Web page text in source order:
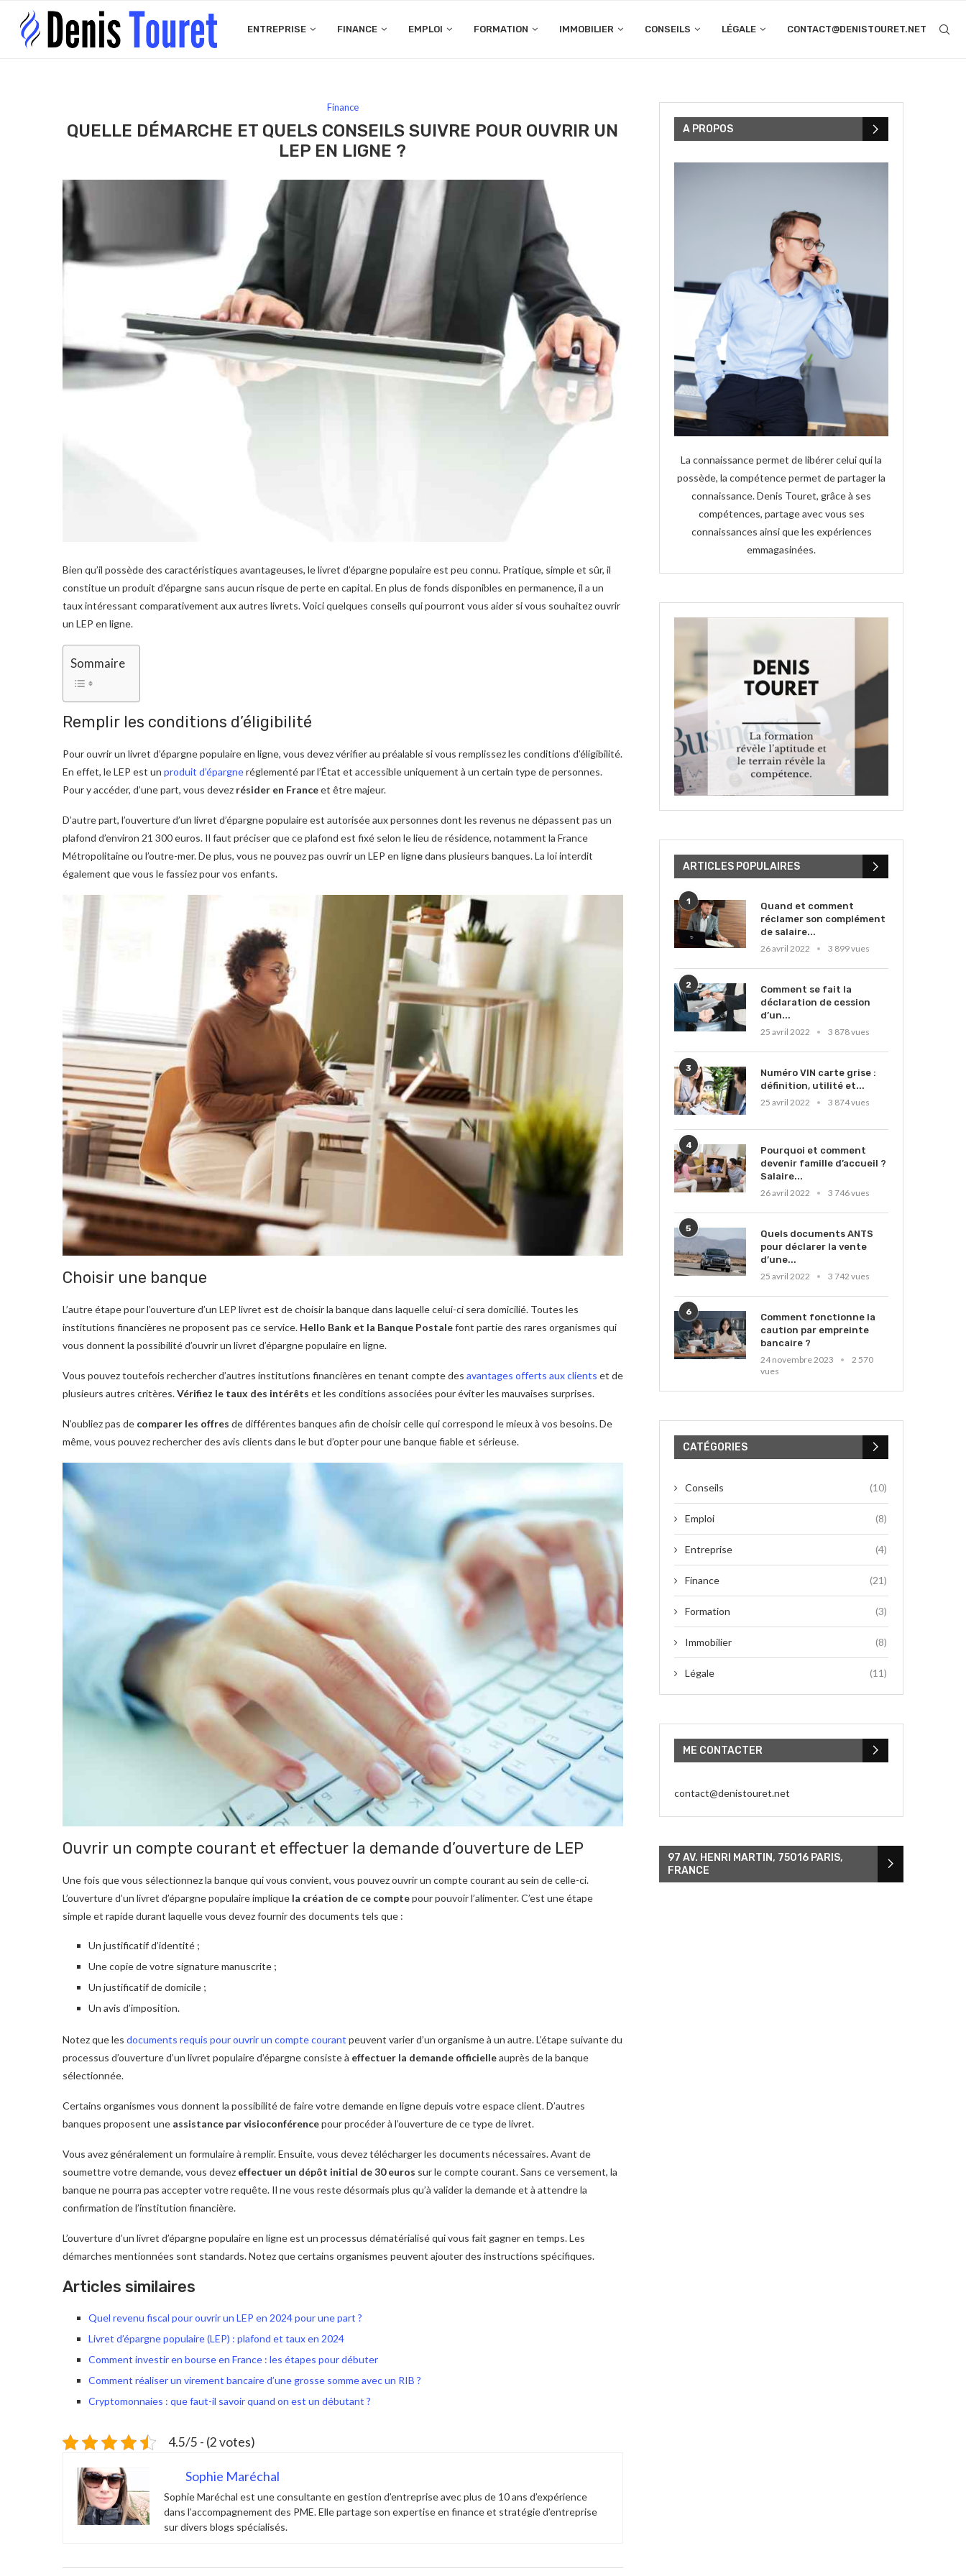
ENTREPRISE FINANCE EMPLOI FORMATION IMMOBILIER CONSEILS LÉGALE CONTACT@DENISTOURET.NET
Finance
QUELLE DÉMARCHE ET QUELS CONSEILS SUIVRE POUR OUVRIR UN
LEP EN LIGNE ?
Bien qu’il possède des caractéristiques avantageuses, le livret d’épargne populaire est peu connu. Pratique, simple et sûr, il
constitue un produit d’épargne sans aucun risque de perte en capital. En plus de fonds disponibles en permanence, il a un
taux intéressant comparativement aux autres livrets. Voici quelques conseils qui pourront vous aider si vous souhaitez ouvrir
un LEP en ligne.
Sommaire
Remplir les conditions d’éligibilité
Pour ouvrir un livret d’épargne populaire en ligne, vous devez vérifier au préalable si vous remplissez les conditions d’éligibilité.
En effet, le LEP est un produit d’épargneréglementé par l’État et accessible uniquement à un certain type de personnes.
Pour y accéder, d’une part, vous devez résider en Franceet être majeur.
D’autre part, l’ouverture d’un livret d’épargne populaire est autorisée aux personnes dont les revenus ne dépassent pas un
plafond d’environ 21 300 euros. Il faut préciser que ce plafond est fixé selon le lieu de résidence, notamment la France
Métropolitaine ou l’outre-mer. De plus, vous ne pouvez pas ouvrir un LEP en lignedans plusieurs banques. La loi interdit
également que vous le fassiez pour vos enfants.
Choisir une banque
L’autre étape pour l’ouverture d’un LEP livret est de choisir la banque dans laquelle celui-ci sera domicilié. Toutes les
institutions financières ne proposent pas ce service. Hello Bank et la Banque Postalefont partie des rares organismes qui
vous donnent la possibilité d’ouvrir un livret d’épargne populaire en ligne.
Vous pouvez toutefois rechercher d’autres institutions financières en tenant compte des avantages offerts aux clients et de
plusieurs autres critères.Vérifiez le taux des intérêts et les conditions associées pour éviter les mauvaises surprises.
N’oubliez pas de comparer les offres de différentes banques afin de choisir celle qui correspond le mieux à vos besoins. De
même, vous pouvez rechercher des avis clients dans le but d’opter pour une banque fiable et sérieuse.
Ouvrir un compte courant et effectuer la demande d’ouverture de LEP
Une fois que vous sélectionnez la banque qui vous convient, vous pouvez ouvrir un compte courant au sein de celle-ci.
L’ouverture d’un livret d’épargne populaire implique la création de ce comptepour pouvoir l’alimenter. C’est une étape
simple et rapide durant laquelle vous devez fournir des documents tels que :
Un justificatif d’identité ;
Une copie de votre signature manuscrite ;
Un justificatif de domicile ;
Un avis d’imposition.
Notez que les documents requis pour ouvrir un compte courant peuvent varier d’un organisme à un autre. L’étape suivante du
processus d’ouverture d’un livret populaire d’épargne consiste à effectuer la demande officielleauprès de la banque
sélectionnée.
Certains organismes vous donnent la possibilité de faire votre demande en ligne depuis votre espace client. D’autres
banques proposent une assistance par visioconférencepour procéder à l’ouverture de ce type de livret.
Vous avez généralement un formulaire à remplir. Ensuite, vous devez télécharger les documents nécessaires. Avant de
soumettre votre demande, vous devez effectuer un dépôt initial de 30 euros sur le compte courant. Sans ce versement, la
banque ne pourra pas accepter votre requête. Il ne vous reste désormais plus qu’à valider la demande et à attendre la
confirmation de l’institution financière.
L’ouverture d’un livret d’épargne populaire en ligne est un processus dématérialisé qui vous fait gagner en temps. Les
démarches mentionnées sont standards. Notez que certains organismes peuvent ajouter des instructions spécifiques.
Articles similaires
Quel revenu fiscal pour ouvrir un LEP en 2024 pour une part ?
Livret d’épargne populaire (LEP) : plafond et taux en 2024
Comment investir en bourse en France : les étapes pour débuter
Comment réaliser un virement bancaire d’une grosse somme avec un RIB ?
Cryptomonnaies : que faut-il savoir quand on est un débutant ?
4.5/5 - (2 votes)
Sophie Maréchal
Sophie Maréchal est une consultante en gestion d’entreprise avec plus de 10 ans d’expérience
dans l’accompagnement des PME. Elle partage son expertise en finance et stratégie d’entreprise
sur divers blogs spécialisés.
A PROPOS
La connaissance permet de libérer celui qui la
possède, la compétence permet de partager la
connaissance. Denis Touret, grâce à ses
compétences, partage avec vous ses
connaissances ainsi que les expériences
emmagasinées.
ARTICLES POPULAIRES
1
Quand et comment
réclamer son complément
de salaire...
26 avril 2022
3 899 vues
2
Comment se fait la
déclaration de cession
d’un...
25 avril 2022
3 878 vues
3
Numéro VIN carte grise :
définition, utilité et...
25 avril 2022
3 874 vues
4
Pourquoi et comment
devenir famille d’accueil ?
Salaire...
26 avril 2022
3 746 vues
5
Quels documents ANTS
pour déclarer la vente
d’une...
25 avril 2022
3 742 vues
6
Comment fonctionne la
caution par empreinte
bancaire ?
24 novembre 2023
2 570
vues
CATÉGORIES
Conseils (10)
Emploi (8)
Entreprise (4)
Finance (21)
Formation (3)
Immobilier (8)
Légale (11)
ME CONTACTER
contact@denistouret.net
97 AV. HENRI MARTIN, 75016 PARIS,
FRANCE